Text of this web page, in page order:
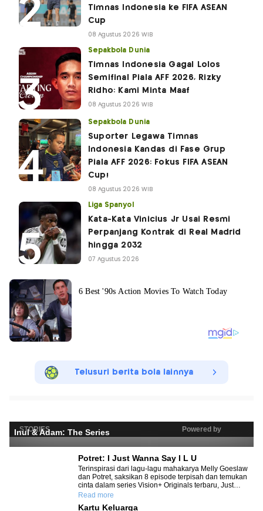
Timnas Indonesia ke FIFA ASEAN
Cup
08 Agustus 2026 WIB
Sepakbola Dunia
Timnas Indonesia Gagal Lolos
Semifinal Piala AFF 2026, Rizky
Ridho: Kami Minta Maaf
08 Agustus 2026 WIB
Sepakbola Dunia
Suporter Legawa Timnas
Indonesia Kandas di Fase Grup
Piala AFF 2026: Fokus FIFA ASEAN
Cup!
08 Agustus 2026 WIB
Liga Spanyol
Kata-Kata Vinicius Jr Usai Resmi
Perpanjang Kontrak di Real Madrid
hingga 2032
07 Agustus 2026
Telusuri berita bola lainnya